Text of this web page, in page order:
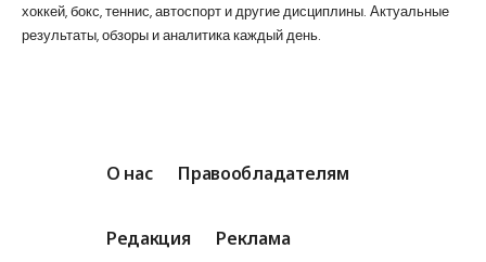
хоккей, бокс, теннис, автоспорт и другие дисциплины. Актуальные
результаты, обзоры и аналитика каждый день.
О нас Правообладателям
Редакция Реклама